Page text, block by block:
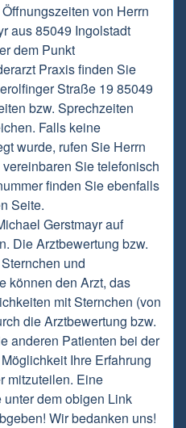
von Herrn
aus 85049 Ingolstadt
dem Punkt
Praxis finden Sie
Straße 19 85049
bzw. Sprechzeiten
Falls keine
wurde, rufen Sie Herrn
Sie telefonisch
finden Sie ebenfalls
Seite.
Gerstmayr auf
Die Arztbewertung bzw.
und
können den Arzt, das
mit Sternchen (von
die Arztbewertung bzw.
anderen Patienten bei der
Ihre Erfahrung
mitzuteilen. Eine
dem obigen Link
Wir bedanken uns!